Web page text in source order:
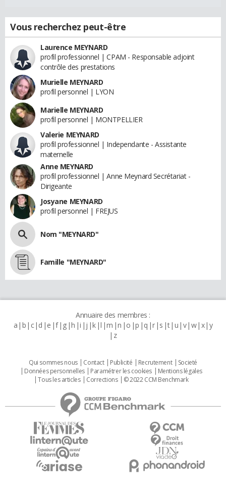
Vous recherchez peut-être
Laurence MEYNARD
profil professionnel | CPAM - Responsable adjoint
contrôle des prestations
Murielle MEYNARD
profil personnel | LYON
Marielle MEYNARD
profil personnel | MONTPELLIER
Valerie MEYNARD
profil professionnel | Independante - Assistante
maternelle
Anne MEYNARD
profil professionnel | Anne Meynard Secrétariat -
Dirigeante
Josyane MEYNARD
profil personnel | FREJUS
Nom "MEYNARD"
Famille "MEYNARD"
Annuaire des membres :
a b c d e f g h i j k l m n o p q r s t u v w x y
z
Qui sommes nous Contact Publicité Recrutement
Societé
Données personnelles
Paramétrer les cookies
Mentions légales
Tous les articles
Corrections © 2022 CCM Benchmark